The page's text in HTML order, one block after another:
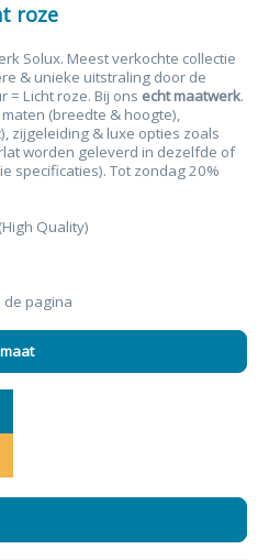
roze
Solux. Meest verkochte collectie
& unieke uitstraling door de
= Licht roze. Bij ons echt maatwerk.
(breedte & hoogte),
zijgeleiding & luxe opties zoals
worden geleverd in dezelfde of
specificaties). Tot zondag 20%
Quality)
de pagina